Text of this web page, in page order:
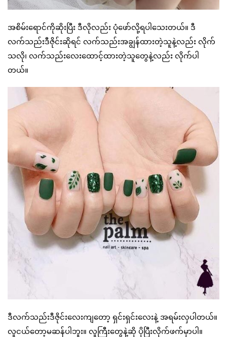
အစိမ်းရောင်ကိုဆိုးပြီး ဒီလိုလည်း ပုံဖော်လို့ရပါသေးတယ်။ ဒီ
လက်သည်းဒီဇိုင်းဆိုရင် လက်သည်းအချွန်ထားတဲ့သူနဲ့လည်း လိုက်
သလို၊ လက်သည်းလေးထောင့်ထားတဲ့သူတွေနဲ့လည်း လိုက်ပါ
တယ်။
ဒီလက်သည်းဒီဇိုင်းလေးကျတော့ ရှင်းရှင်းလေးနဲ့ အရမ်းလှပါတယ်။
လူငယ်တော့မဆန်ပါဘူး။ လူကြီးတွေနဲ့ဆို ပိုပြီးလိုက်ဖက်မှာပါ။